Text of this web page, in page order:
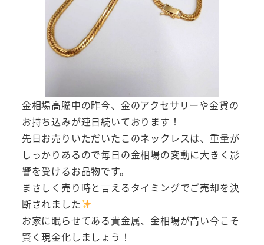
金相場高騰中の昨今、金のアクセサリーや金貨の
お持ち込みが連日続いております！
先日お売りいただいたこのネックレスは、重量が
しっかりあるので毎日の金相場の変動に大きく影
響を受けるお品物です。
まさしく売り時と言えるタイミングでご売却を決
断されました
お家に眠らせてある貴金属、金相場が高い今こそ
賢く現金化しましょう！